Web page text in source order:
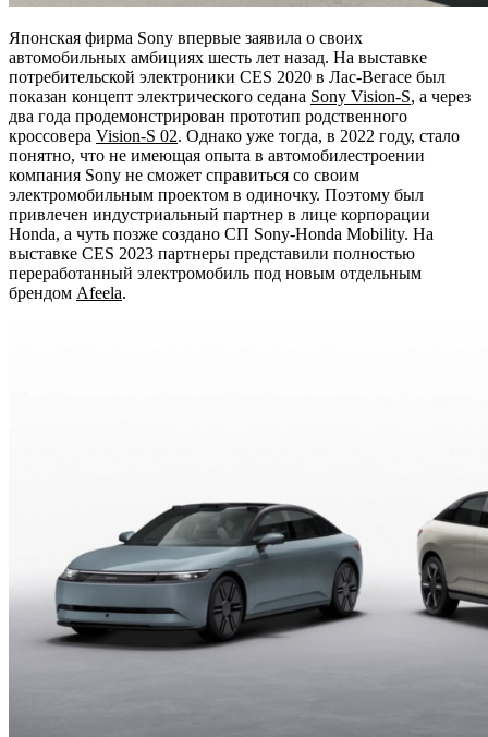
Японская фирма Sony впервые заявила о своих
автомобильных амбициях шесть лет назад. На выставке
потребительской электроники CES 2020 в Лас-Вегасе был
показан концепт электрического седана Sony Vision-S, а через
два года продемонстрирован прототип родственного
кроссовера Vision-S 02. Однако уже тогда, в 2022 году, стало
понятно, что не имеющая опыта в автомобилестроении
компания Sony не сможет справиться со своим
электромобильным проектом в одиночку. Поэтому был
привлечен индустриальный партнер в лице корпорации
Honda, a чуть позже создано СП Sony-Honda Mobility. На
выставке CES 2023 партнеры представили полностью
переработанный электромобиль под новым отдельным
брендом Afeela.